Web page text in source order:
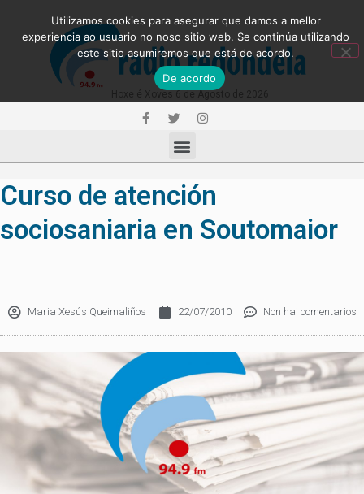
Curso de atención
sociosaniaria en Soutomaior
Maria Xesús Queimaliños 22/07/2010 Non hai comentarios
Utilizamos cookies para asegurar que damos a mellor
experiencia ao usuario no noso sitio web. Se continúa utilizando
este sitio asumiremos que está de acordo.
De acordo